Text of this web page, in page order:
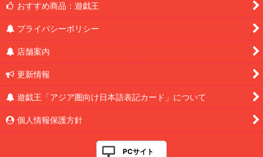
おすすめ商品：遊戯王
プライバシーポリシー
店舗案内
更新情報
遊戯王「アジア圏向け日本語表記カード」について
個人情報保護方針
PCサイト